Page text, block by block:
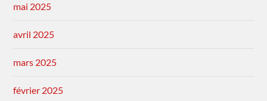
mai 2025
avril 2025
mars 2025
février 2025